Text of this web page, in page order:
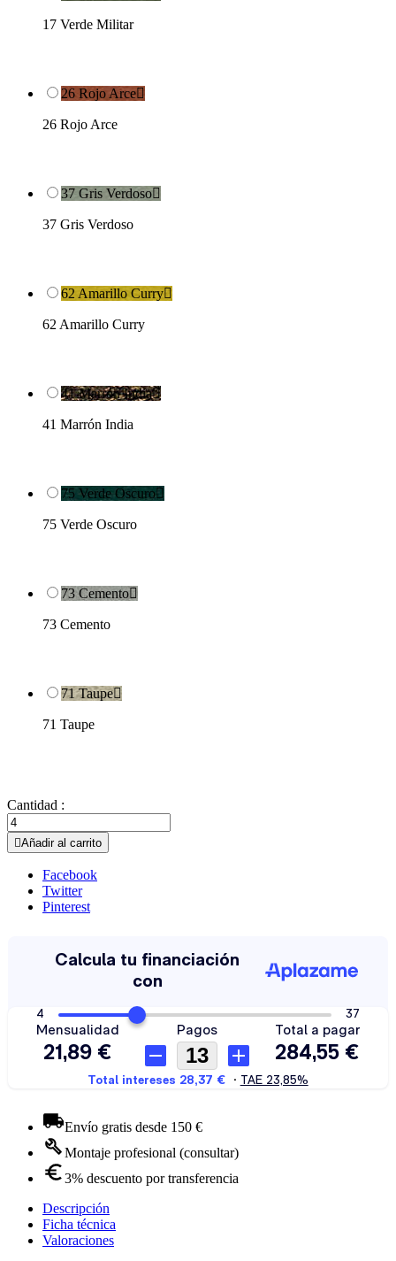
17 Verde Militar
26 Rojo Arce
26 Rojo Arce
37 Gris Verdoso
37 Gris Verdoso
62 Amarillo Curry
62 Amarillo Curry
41 Marrón India
41 Marrón India
75 Verde Oscuro
75 Verde Oscuro
73 Cemento
73 Cemento
71 Taupe
71 Taupe
Cantidad :
Añadir al carrito
Facebook
Twitter
Pinterest
Envío gratis desde 150 €
Montaje profesional (consultar)
3% descuento por transferencia
Descripción
Ficha técnica
Valoraciones